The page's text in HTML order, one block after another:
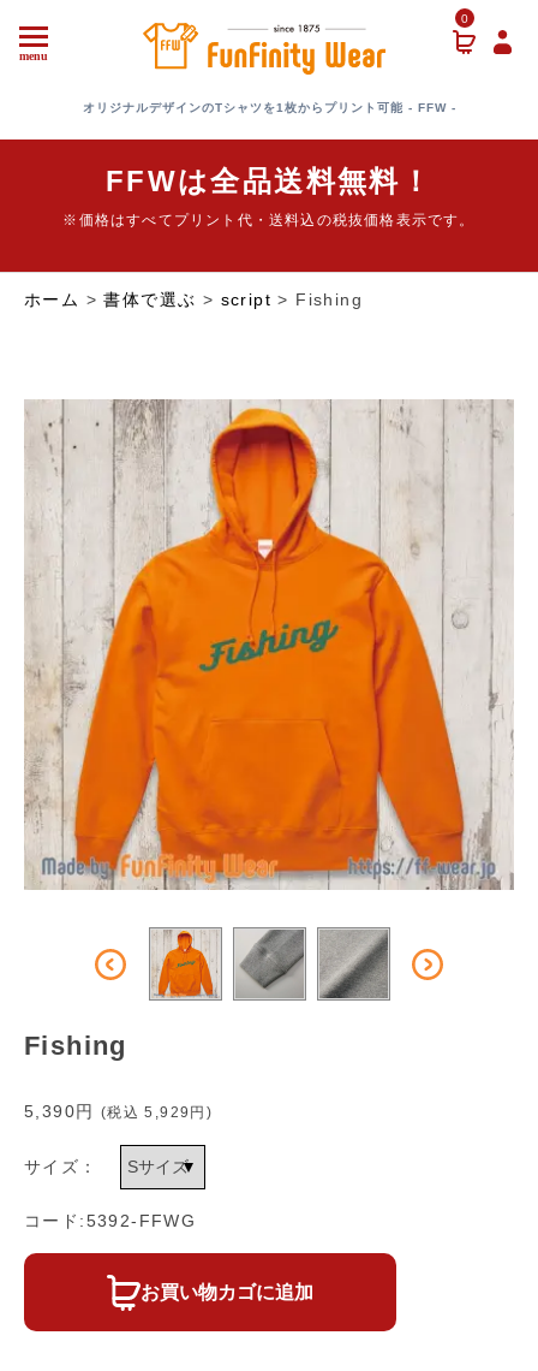
menu
0
オリジナルデザインのTシャツを1枚からプリント可能 - FFW -
FFWは全品送料無料！
※価格はすべてプリント代・送料込の税抜価格表示です。
ホーム >書体で選ぶ > script > Fishing
Fishing
5,390円 (税込5,929円 )
サイズ：
コード:5392-FFWG
お買い物カゴに追加